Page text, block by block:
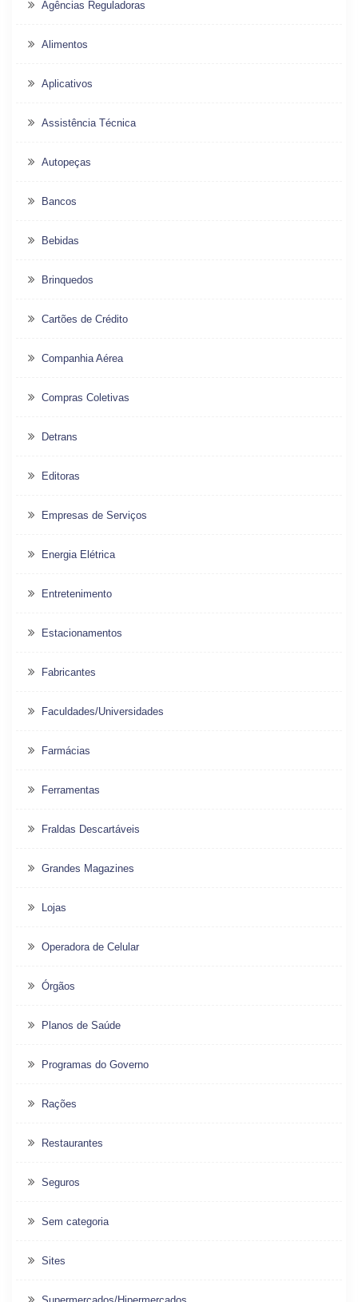
Agências Reguladoras
Alimentos
Aplicativos
Assistência Técnica
Autopeças
Bancos
Bebidas
Brinquedos
Cartões de Crédito
Companhia Aérea
Compras Coletivas
Detrans
Editoras
Empresas de Serviços
Energia Elétrica
Entretenimento
Estacionamentos
Fabricantes
Faculdades/Universidades
Farmácias
Ferramentas
Fraldas Descartáveis
Grandes Magazines
Lojas
Operadora de Celular
Órgãos
Planos de Saúde
Programas do Governo
Rações
Restaurantes
Seguros
Sem categoria
Sites